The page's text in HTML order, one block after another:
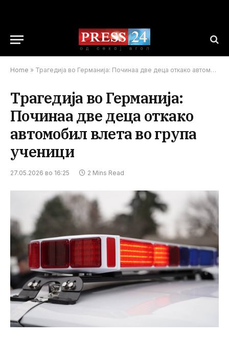
Home » Трагедија во Германија: Починаа две деца откако автомобил влета во група ученици
Трагедија во Германија:
Починаа две деца откако
автомобил влета во група
ученици
27.05.2026 во 16:25 2 Mins Read